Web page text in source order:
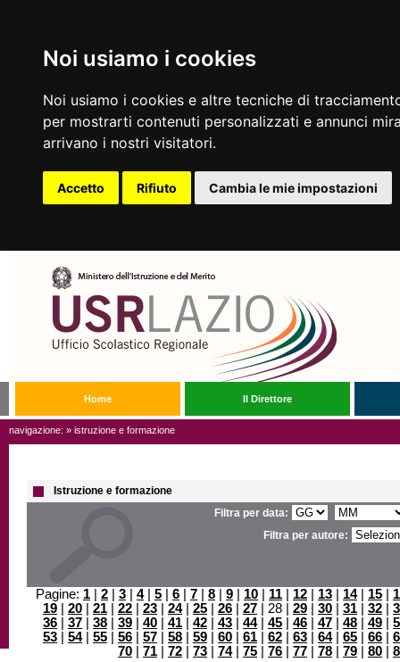
Noi usiamo i cookies
Noi usiamo i cookies e altre tecniche di
per mostrarti contenuti personalizzati e annunci
arrivano i nostri visitatori.
Accetto Rifiuto Cambia le mie impostazioni
Home Il Direttore
navigazione: » istruzione e formazione
Istruzione e formazione
Filtra per data:
Filtra per autore:
Pagine: 1 2 3 4| 5 6 7 8 9 10 11 12 13 14| 15
19
20 21 22 23 24| 25 26 27 | 28 | 29 30 31 32
36
37 38 39 40 41 42 43 44| 45 46 47 48 49
53
54| 55 56 57 58 59 60 61 62 63 64| 65 66
70
71 72 73 74| 75 76 77 78 79 80